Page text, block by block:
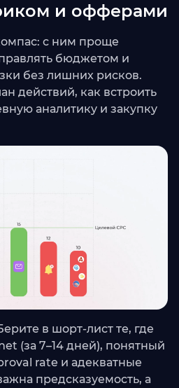
и офферами
с ним проще
бюджетом и
без лишних рисков.
действий, как встроить
аналитику и закупку
в шорт-лист те, где
(за 7–14 дней), понятный
rate и адекватные
предсказуемость, а